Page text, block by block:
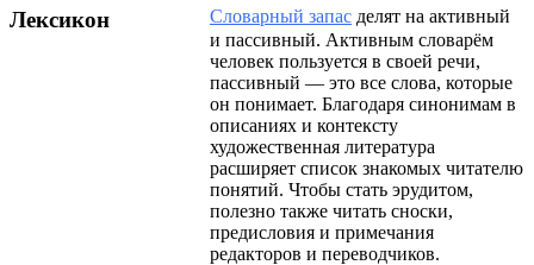
Лексикон Словарный запас делят на активный
и пассивный. Активным словарём
человек пользуется в своей речи,
пассивный — это все слова, которые
он понимает. Благодаря синонимам в
описаниях и контексту
художественная литература
расширяет список знакомых читателю
понятий. Чтобы стать эрудитом,
полезно также читать сноски,
предисловия и примечания
редакторов и переводчиков.